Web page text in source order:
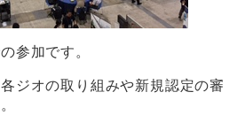
参加です。
ジオの取り組みや新規認定の審